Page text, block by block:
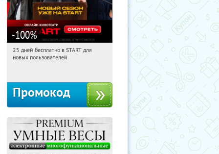
-100%
00:03:50
Получи первым!
25 дней бесплатно в START для
новых пользователей
Промокод